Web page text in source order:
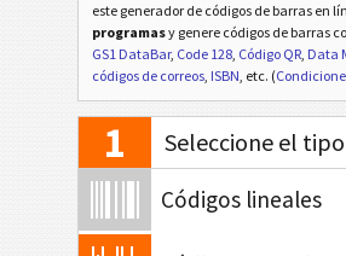
este generador de códigos de barras en
programasy genere códigos de barras
GS1 DataBar, Code 128, Código QR, Data
códigos de correos, ISBN, etc. (
1 Seleccione el tipo
Códigos lineales